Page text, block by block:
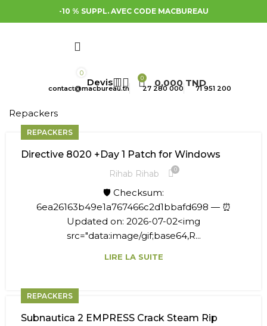
-10 % SUPPL. AVEC CODE MACBUREAU
0
0 0,000TND
contact@macbureau.tn 27 280 000 71 951 200
Repackers
REPACKERS
Directive 8020 +Day 1 Patch for Windows
Rihab Rihab 0
🛡️ Checksum:
6ea26163b49e1a767466c2d1bbafd698 — ⏰
Updated on: 2026-07-02<img
src="data:image/gif;base64,R...
LIRE LA SUITE
REPACKERS
Subnautica 2 EMPRESS Crack Steam Rip